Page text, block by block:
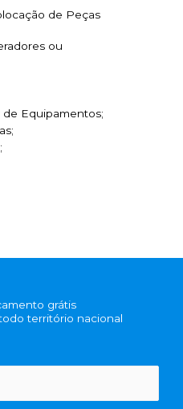
de Peças
ou
Equipamentos;
grátis
território nacional